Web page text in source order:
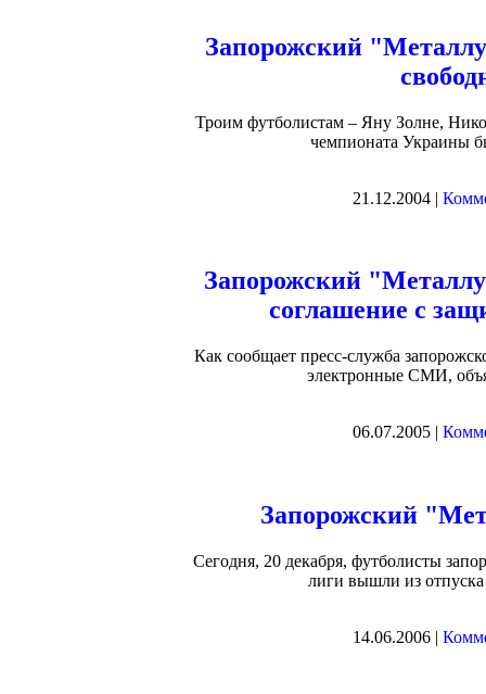
Запорожский
Троим футболистам – Яну Золне,
чемпионата Украины
21.12.2004 |
Запорожский
соглашение с
Как сообщает пресс-служба
электронные СМИ,
06.07.2005 |
Запорожский
Сегодня, 20 декабря, футболисты
лиги вышли из отпуска
14.06.2006 |